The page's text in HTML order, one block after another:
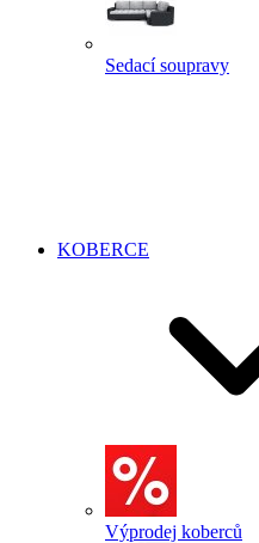
Sedací soupravy
KOBERCE
Výprodej koberců